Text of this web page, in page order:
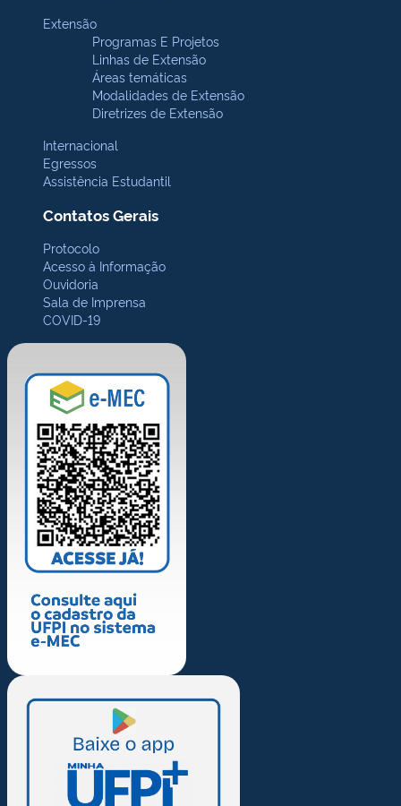
Extensão
Programas E Projetos
Linhas de Extensão
Áreas temáticas
Modalidades de Extensão
Diretrizes de Extensão
Internacional
Egressos
Assistência Estudantil
Contatos Gerais
Protocolo
Acesso à Informação
Ouvidoria
Sala de Imprensa
COVID-19